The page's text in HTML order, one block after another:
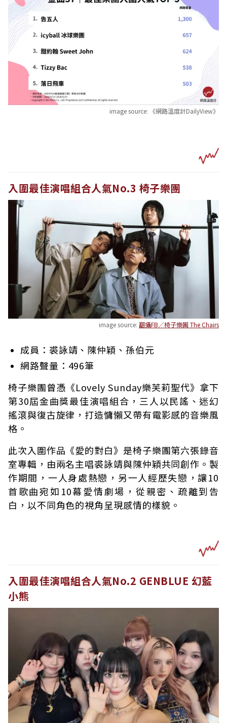
image source: 《網路溫度計DailyView》
入圍最佳演唱組合人氣No.3 椅子樂團
image source: 翻攝FB／椅子樂團 The Chairs
成員：裘詠靖、陳仲穎、孫伯元
網路聲量：496筆
椅子樂團曾憑《Lovely Sunday樂芙莉聖代》拿下
第30屆金曲獎最佳演唱組合，三人以民謠、迷幻
搖滾與復古旋律，打造慵懶又帶有電影感的音樂風
格。
此次入圍作品《愛的對白》是椅子樂團第六張錄音
室專輯，由兩名主唱裘詠靖與陳仲穎共同創作。製
作期間，一人身處熱戀，另一人經歷失戀，讓10
首歌曲宛如10幕愛情劇場，從親密、疏離到告
白，以不同角色的視角呈現感情的樣貌。
入圍最佳演唱組合人氣No.2 GENBLUE 幻藍
小熊